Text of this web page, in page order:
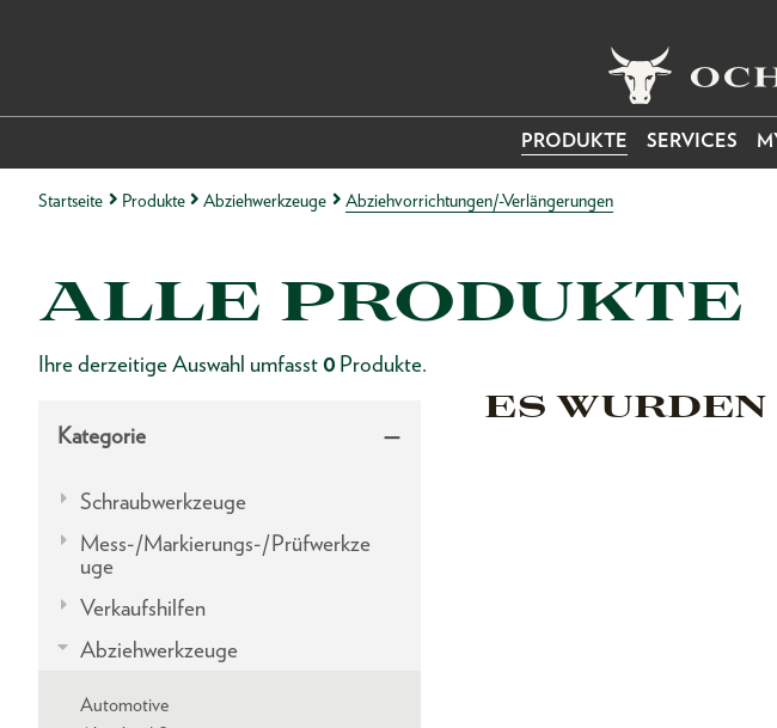
PRODUKTE SERVICES
Startseite Produkte Abziehwerkzeuge Abziehvorrichtungen/-Verlängerungen
ALLE PRODUKTE
Ihre derzeitige Auswahl umfasst 0 Produkte.
Kategorie
Schraubwerkzeuge
Mess-/Markierungs-/Prüfwerkze
uge
Verkaufshilfen
Abziehwerkzeuge
Automotive
ES